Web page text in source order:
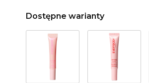
Dostępne warianty